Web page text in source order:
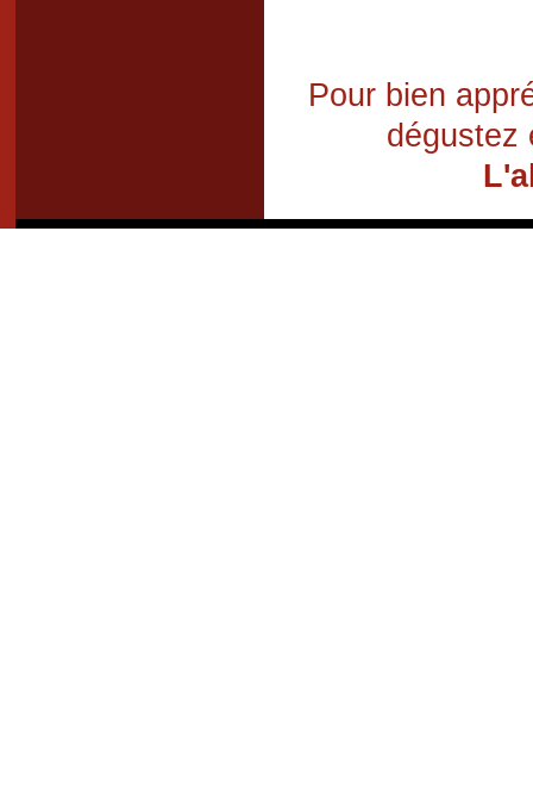
Pour bien
dégustez